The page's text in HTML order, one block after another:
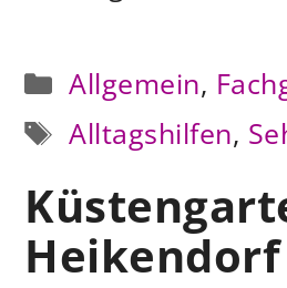
Kategorien
Allgemein,
Schlagwörter
Alltagshilfen,
Heikendorf